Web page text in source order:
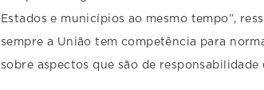
Estados e municípios ao mesmo tempo”,
sempre a União tem competência para
sobre aspectos que são de